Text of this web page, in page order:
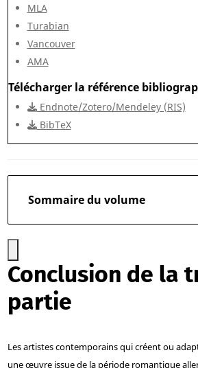
MLA
Turabian
Vancouver
AMA
Télécharger la référence
Endnote/Zotero/Mendeley (RIS)
BibTeX
Sommaire du volume
Conclusion de la
partie
Les artistes contemporains qui créent ou
une œuvre issue de la période romantique